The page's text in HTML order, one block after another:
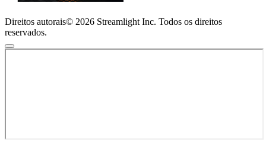
Direitos autorais© 2026 Streamlight Inc. Todos os direitos
reservados.